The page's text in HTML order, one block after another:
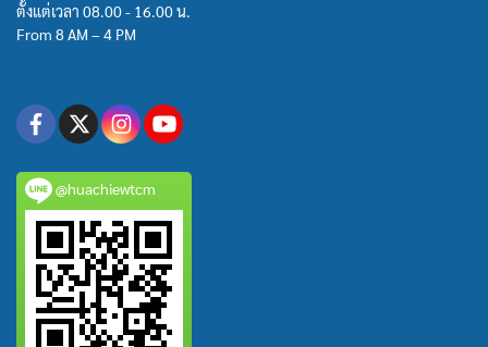
ตั้งแต่เวลา 08.00 - 16.00 น.
From 8 AM – 4 PM
@huachiewtcm